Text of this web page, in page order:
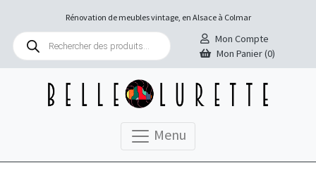
Rénovation de meubles vintage, en Alsace à Colmar
Recherche
produits
Mon Compte
Mon Panier (0)
Menu